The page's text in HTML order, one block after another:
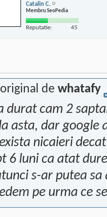
Catalin C.
Membru SeoPedia
Reputatie: 45
de whatafy
durat cam 2
asta, dar google
nicaieri
6 luni ca atat
s-ar putea
pe urma ce